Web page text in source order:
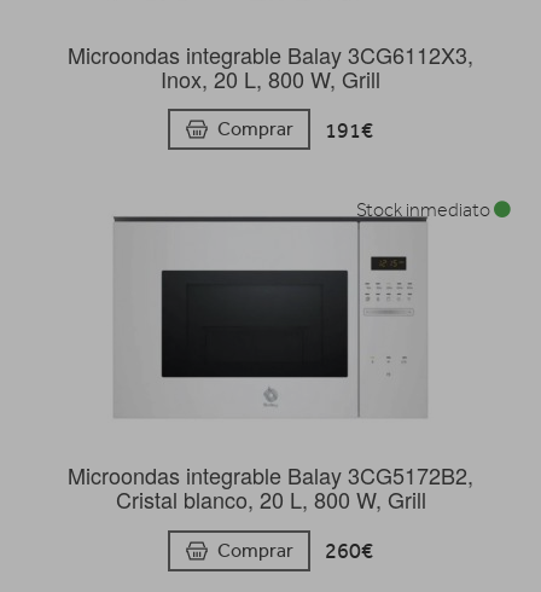
Microondas integrable Balay 3CG6112X3,
Inox, 20 L, 800 W, Grill
Comprar 191€
Microondas integrable Balay 3CG5172B2,
Cristal blanco, 20 L, 800 W, Grill
Comprar 260€
Stock inmediato